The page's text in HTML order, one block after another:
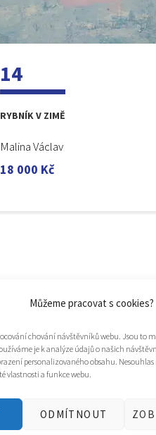
Můžeme pracovat s cookies?
chování návštěvníků webu. Jsou to
je k analýze údajů o našich
personalizovaného obsahu.
vlastnosti a funkce webu.
ODMÍTNOUT
14
RYBNÍK V ZIMĚ
Malina Václav
18 000 Kč
webu a design